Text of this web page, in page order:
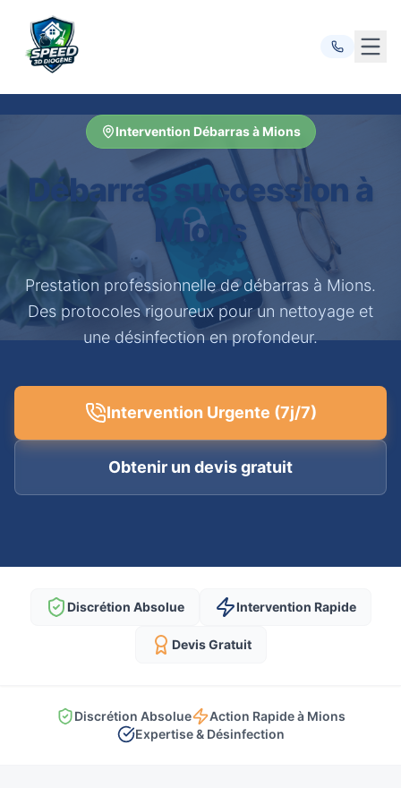
Intervention Débarras à Mions
Débarras succession à
Mions
Prestation professionnelle de débarras à Mions.
Des protocoles rigoureux pour un nettoyage et
une désinfection en profondeur.
Intervention Urgente (7j/7)
Obtenir un devis gratuit
Discrétion Absolue Intervention Rapide
Devis Gratuit
Discrétion Absolue
Action Rapide à Mions
Expertise & Désinfection